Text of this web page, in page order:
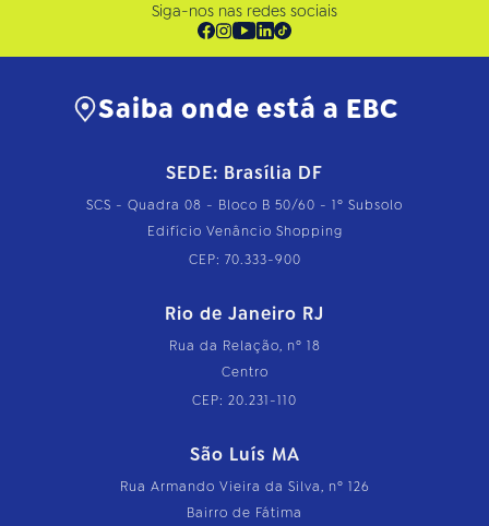
Siga-nos nas redes sociais
Saiba onde está a EBC
SEDE: Brasília DF
SCS - Quadra 08 - Bloco B 50/60 - 1º Subsolo
Edifício Venâncio Shopping
CEP: 70.333-900
Rio de Janeiro RJ
Rua da Relação, nº 18
Centro
CEP: 20.231-110
São Luís MA
Rua Armando Vieira da Silva, nº 126
Bairro de Fátima